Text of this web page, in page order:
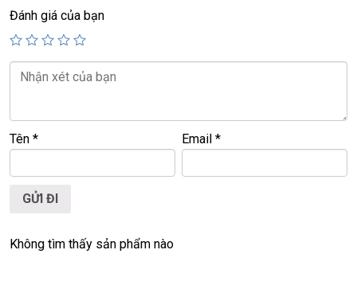
LAPTOP TRIỀU PHÁT – UY TÍN – CHẤT LƯỢNG – GIÁ RẺ.
Website LAPTOP TRIỀU PHÁT
ĐT:0939.008.008– 0938.078.389
Face. Viber. Zalo :0938.078.389
Web:https://laptoptrieuphat.com
hãng check! >>>
Đánh giá của bạn
Tên * Email*
Không tìm thấy sản phẩm nào